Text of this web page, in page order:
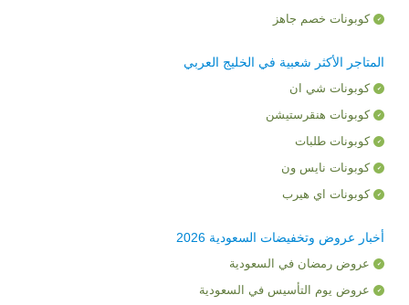
كوبونات خصم جاهز
المتاجر الأكثر شعبية في الخليج العربي
كوبونات شي ان
كوبونات هنقرستيشن
كوبونات طلبات
كوبونات نايس ون
كوبونات اي هيرب
أخبار عروض وتخفيضات السعودية 2026
عروض رمضان في السعودية
عروض يوم التأسيس في السعودية